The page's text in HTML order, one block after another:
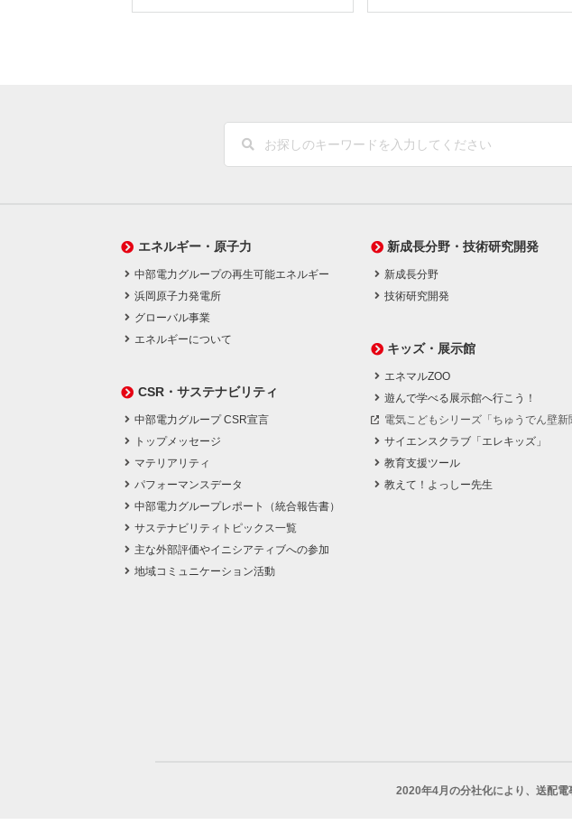
エネルギー・原子力
中部電力グループの再生可能エネルギー
浜岡原子力発電所
グローバル事業
エネルギーについて
CSR・サステナビリティ
中部電力グループ CSR宣言
トップメッセージ
マテリアリティ
パフォーマンスデータ
中部電力グループレポート（統合報告書）
サステナビリティトピックス一覧
主な外部評価やイニシアティブへの参加
地域コミュニケーション活動
新成長分野・技術研究開発
新成長分野
技術研究開発
キッズ・展示館
エネマルZOO
遊んで学べる展示館へ行こう！
電気こどもシリーズ「ちゅうでん壁新
サイエンスクラブ「エレキッズ」
教育支援ツール
教えて！よっしー先生
2020年4月の分社化により、 送配電